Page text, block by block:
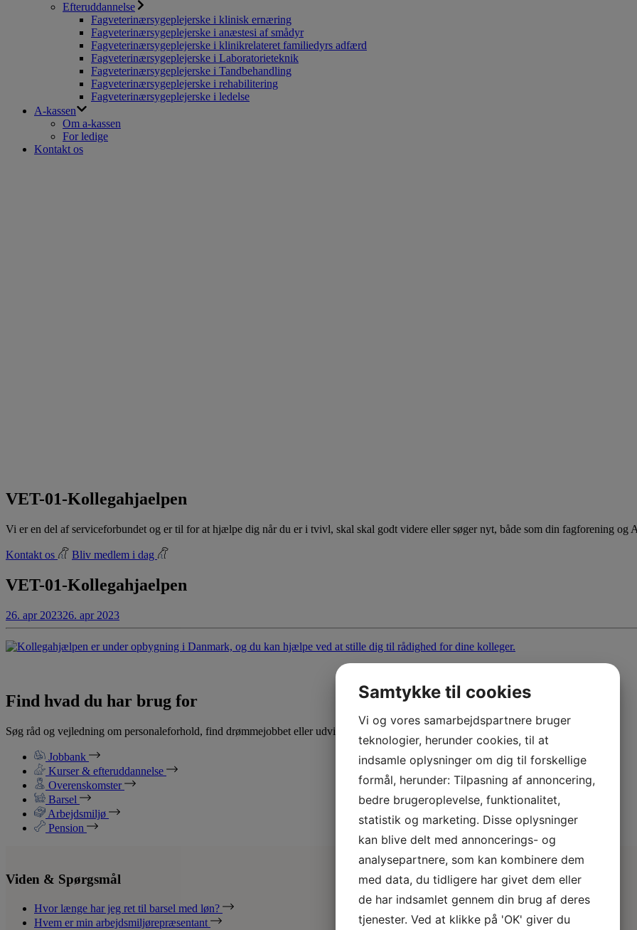
Efteruddannelse
Fagveterinærsygeplejerske i klinisk ernæring
Fagveterinærsygeplejerske i anæstesi af smådyr
Fagveterinærsygeplejerske i klinikrelateret familiedyrs adfærd
Fagveterinærsygeplejerske i Laboratorieteknik
Fagveterinærsygeplejerske i Tandbehandling
Fagveterinærsygeplejerske i rehabilitering
Fagveterinærsygeplejerske i ledelse
A-kassen
Om a-kassen
For ledige
Kontakt os
VET-01-Kollegahjaelpen
Vi er en del af serviceforbundet og er til for at hjælpe dig når du er i tvivl, skal skal godt videre eller søger nyt, både som din fagforening og
Kontakt os Bliv medlem i dag
VET-01-Kollegahjaelpen
26. apr 202326. apr 2023
Find hvad du har brug for
Søg råd og vejledning om personaleforhold, find drømmejobbet eller udvid din viden med specialiserede kurser.
Jobbank
Kurser & efteruddannelse
Overenskomster
Barsel
Arbejdsmiljø
Pension
Viden & Spørgsmål
Hvor længe har jeg ret til barsel med løn?
Hvem er min arbejdsmiljørepræsentant
Samtykke til cookies
Vi og vores samarbejdspartnere bruger
teknologier, herunder cookies, til at
indsamle oplysninger om dig til forskellige
formål, herunder: Tilpasning af annoncering,
bedre brugeroplevelse, funktionalitet,
statistik og marketing. Disse oplysninger
kan blive delt med annoncerings- og
analysepartnere, som kan kombinere dem
med data, du tidligere har givet dem eller
de har indsamlet gennem din brug af deres
tjenester. Ved at klikke på 'OK' giver du